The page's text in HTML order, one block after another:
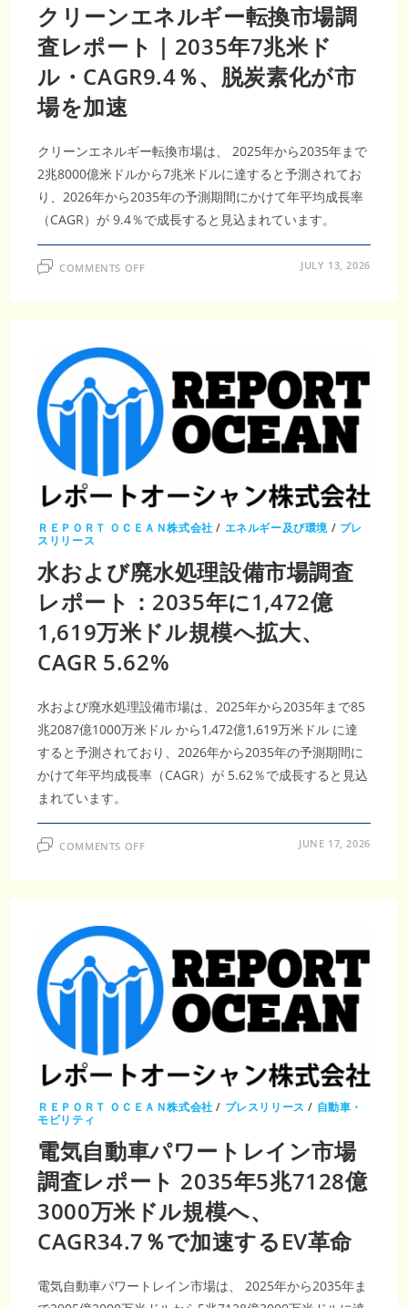
ド
ル・
CAGR9.1％、
脱
素
投
クリーンエネルギー転換市場調
査レポート｜2035年7兆米ド
ル・CAGR9.4％、脱炭素化が市
場を加速
クリーンエネルギー転換市場は、 2025年から2035年まで
2兆8000億米ドルから7兆米ドルに達すると予測されてお
り、2026年から2035年の予測期間にかけて年平均成長率
（CAGR）が 9.4％で成長すると見込まれています。
COMMENTS OFFON
ー
転
換
市
場
調
査
レ
ト
｜
2035
年
7
米
ド
ル・
CAGR9.4％、
脱
炭
素
化
が
市
加
速
JULY 13, 2026
ＲＥＰＯＲＴ ＯＣＥＡＮ株式会社 / エネルギー及び環境 / プレ
スリリース
水および廃水処理設備市場調査
レポート：2035年に1,472億
1,619万米ドル規模へ拡大、
CAGR 5.62%
水および廃水処理設備市場は、2025年から2035年まで85
兆2087億1000万米ドル から1,472億1,619万米ドル に達
すると予測されており、2026年から2035年の予測期間に
かけて年平均成長率（CAGR）が 5.62％で成長すると見込
まれています。
COMMENTS OFFON
設
備
市
場
調
査
レ
ポ
2035
年
に
1,472
億
万
米
ド
ル
規
模
へ
拡
大、
CAGR
5.62%
JUNE 17, 2026
ＲＥＰＯＲＴ ＯＣＥＡＮ株式会社 / プレスリリース / 自動車・
モビリティ
電気自動車パワートレイン市場
調査レポート 2035年5兆7128億
3000万米ドル規模へ、
CAGR34.7％で加速するEV革命
電気自動車パワートレイン市場は、 2025年から2035年ま